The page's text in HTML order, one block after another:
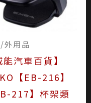
外用品
能汽車百貨】
【EB-216】
217】杯架類